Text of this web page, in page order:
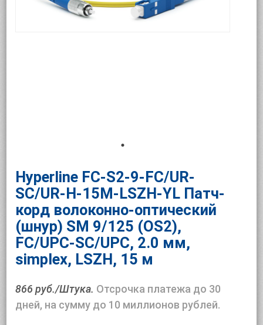
Hyperline FC-S2-9-FC/UR-
SC/UR-H-15M-LSZH-YL Патч-
корд волоконно-оптический
(шнур) SM 9/125 (OS2),
FC/UPC-SC/UPC, 2.0 мм,
simplex, LSZH, 15 м
866 руб./Штука. Отсрочка платежа до 30
дней, на сумму до 10 миллионов рублей.